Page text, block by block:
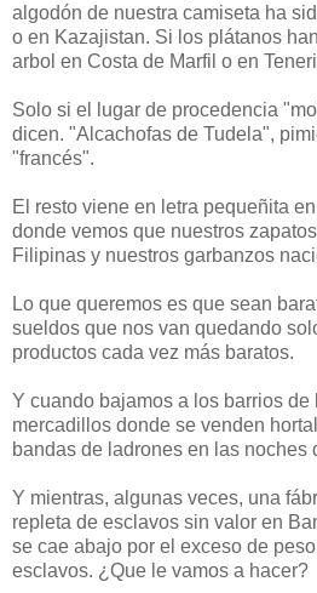
algodón de nuestra camiseta ha
o en Kazajistan. Si los plátanos
arbol en Costa de Marfil o en
Solo si el lugar de procedencia
dicen. "Alcachofas de Tudela",
"francés".
El resto viene en letra pequeñita
donde vemos que nuestros
Filipinas y nuestros garbanzos
Lo que queremos es que sean
sueldos que nos van quedando
productos cada vez más baratos.
Y cuando bajamos a los barrios
mercadillos donde se venden
bandas de ladrones en las noches
Y mientras, algunas veces, una
repleta de esclavos sin valor en
se cae abajo por el exceso de
esclavos. ¿Que le vamos a hacer?